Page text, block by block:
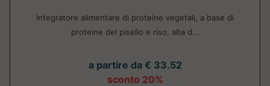
Integratore alimentare di proteine vegetali, a base di
proteine del pisello e riso, alta d...
a partire da € 33.52
sconto 20%